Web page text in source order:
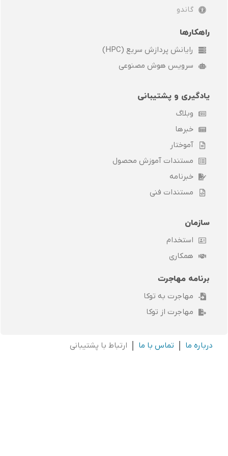
r
گاندو
راهکارها
رایانش پردازش سریع (HPC)
سرویس هوش مصنوعی
یادگیری و پشتیبانی
وبلاگ
خبرها
آموختار
مستندات آموزش محصول
خبرنامه
مستندات فنی
سازمان
استخدام
همکاری
برنامه مهاجرت
مهاجرت به توکا
مهاجرت از توکا
درباره ما تماس با ما ارتباط با پشتیبانی